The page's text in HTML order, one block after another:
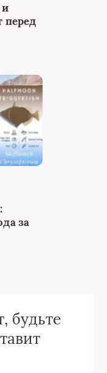
перед
за
будьте